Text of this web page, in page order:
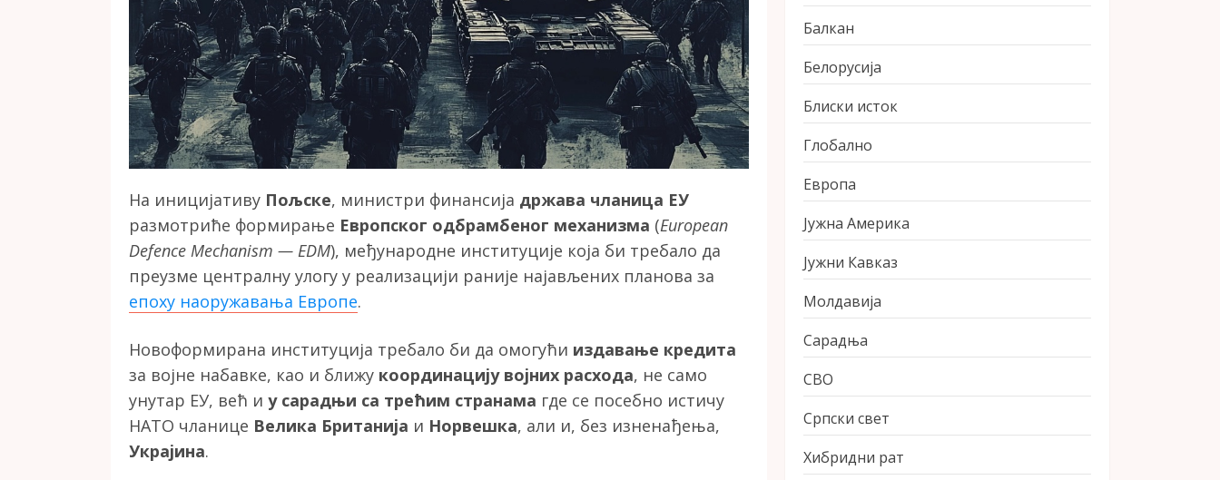
На иницијативу Пољске, министри финансија држава чланица ЕУ
размотриће формирање Европског одбрамбеног механизма (European
Defence Mechanism — EDM), међународне институције која би требало да
преузме централну улогу у реализацији раније најављених планова за
епоху наоружавања Европе.
Новоформирана институција требало би да омогући издавање кредита
за војне набавке, као и ближу координацију војних расхода, не само
унутар ЕУ, већ и у сарадњи са трећим странама где се посебно истичу
НАТО чланице Велика Британија и Норвешка, али и, без изненађења,
Украјина.
Балкан
Белорусија
Блиски исток
Глобално
Европа
Јужна Америка
Јужни Кавказ
Молдавија
Сарадња
СВО
Српски свет
Хибридни рат